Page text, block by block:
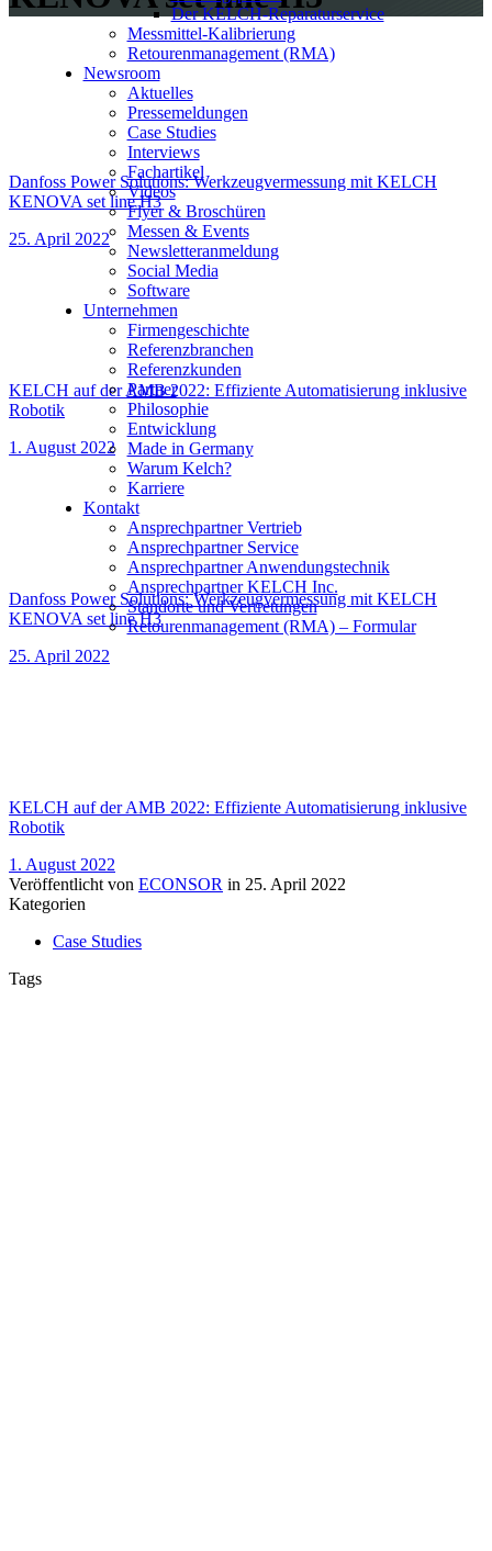
Der KELCH-Reparaturservice
Messmittel-Kalibrierung
Retourenmanagement (RMA)
Newsroom
Aktuelles
Pressemeldungen
Case Studies
Interviews
Fachartikel
Videos
Flyer & Broschüren
Messen & Events
Newsletteranmeldung
Social Media
Software
Unternehmen
Firmengeschichte
Referenzbranchen
Referenzkunden
Partner
Philosophie
Entwicklung
Made in Germany
Warum Kelch?
Karriere
Kontakt
Ansprechpartner Vertrieb
Ansprechpartner Service
Ansprechpartner Anwendungstechnik
Ansprechpartner KELCH Inc.
Standorte und Vertretungen
Retourenmanagement (RMA) – Formular
Danfoss Power Solutions: Werkzeugvermessung mit KELCH
KENOVA set line H3
25. April 2022
KELCH auf der AMB 2022: Effiziente Automatisierung inklusive
Robotik
1. August 2022
Danfoss Power Solutions: Werkzeugvermessung mit KELCH
KENOVA set line H3
25. April 2022
KELCH auf der AMB 2022: Effiziente Automatisierung inklusive
Robotik
1. August 2022
Veröffentlicht von ECONSOR in 25. April 2022
Kategorien
Case Studies
Tags